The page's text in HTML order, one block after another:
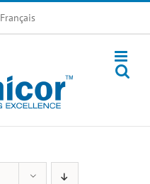
Français